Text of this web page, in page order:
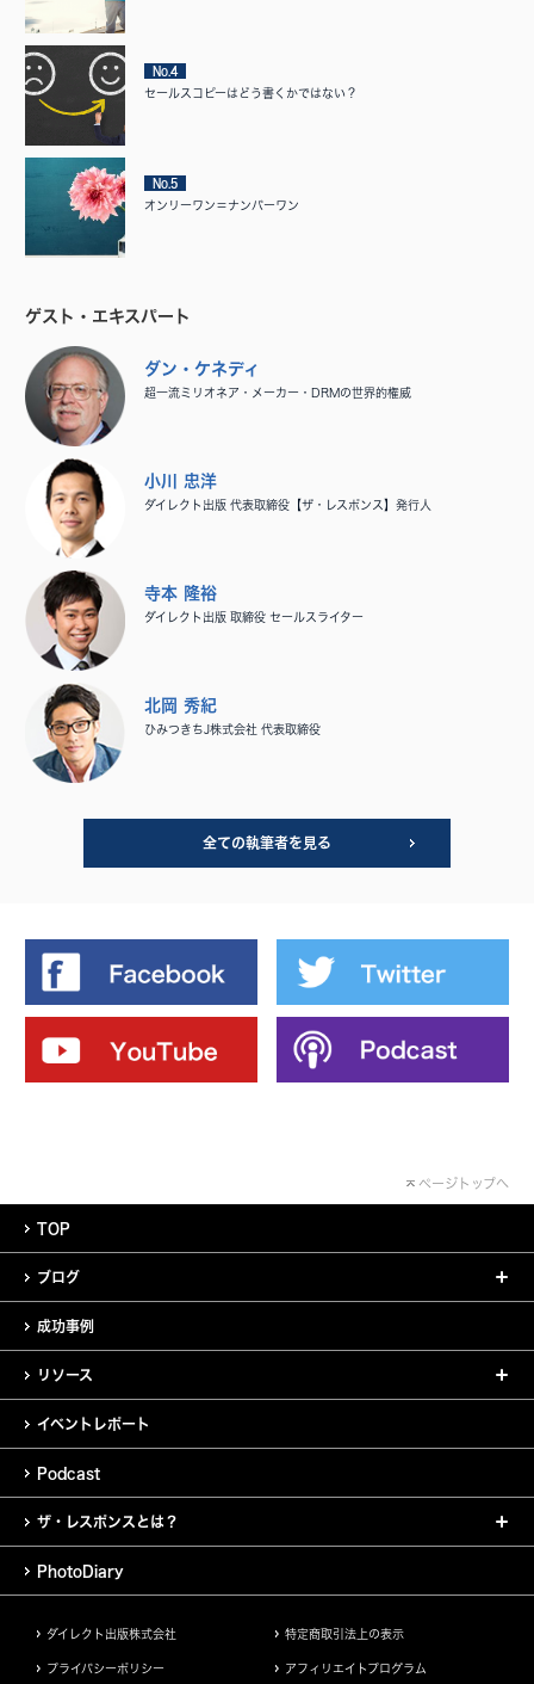
No.4
セールスコピーはどう書くかではない？
No.5
オンリーワン＝ナンバーワン
ゲスト・エキスパート
ダン・ケネディ
超一流ミリオネア・メーカー・DRMの世界的権威
小川 忠洋
ダイレクト出版 代表取締役【ザ・レスポンス】発行人
寺本 隆裕
ダイレクト出版 取締役 セールスライター
北岡 秀紀
ひみつきちJ株式会社 代表取締役
全ての執筆者を見る
ページトップへ
TOP
ブログ
成功事例
リソース
イベントレポート
Podcast
ザ・レスポンスとは？
PhotoDiary
ダイレクト出版株式会社 特定商取引法上の表示
プライバシーポリシー アフィリエイトプログラム